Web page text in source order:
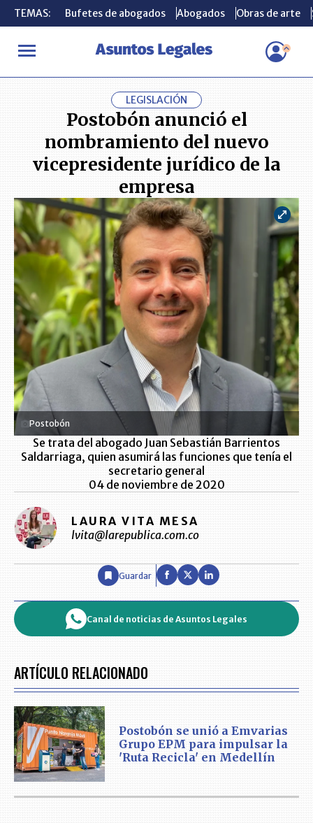
TEMAS: Bufetes de abogados Abogados Obras de arte
INICIO ACTUALIDAD Postobón anunció el nombramiento del
TEMAS: Bufetes de abogados Abogados Obras de arte
LEGISLACIÓN
Postobón anunció el
nombramiento del nuevo
vicepresidente jurídico de la
empresa
Postobón
Se trata del abogado Juan Sebastián Barrientos
Saldarriaga, quien asumirá las funciones que tenía el
secretario general
04 de noviembre de 2020
LAURA VITA MESA
lvita@larepublica.com.co
Guardar
Canal de noticias de Asuntos Legales
ARTÍCULO RELACIONADO
Postobón se unió a Emvarias
Grupo EPM para impulsar la
'Ruta Recicla' en Medellín